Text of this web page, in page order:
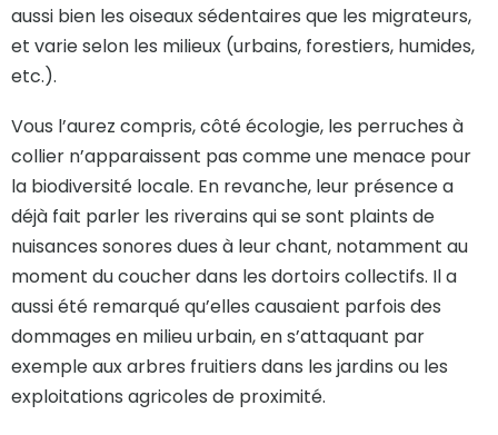
aussi bien les oiseaux sédentaires que les migrateurs,
et varie selon les milieux (urbains, forestiers, humides,
etc.).
Vous l’aurez compris, côté écologie, les perruches à
collier n’apparaissent pas comme une menace pour
la biodiversité locale. En revanche, leur présence a
déjà fait parler les riverains qui se sont plaints de
nuisances sonores dues à leur chant, notamment au
moment du coucher dans les dortoirs collectifs. Il a
aussi été remarqué qu’elles causaient parfois des
dommages en milieu urbain, en s’attaquant par
exemple aux arbres fruitiers dans les jardins ou les
exploitations agricoles de proximité.